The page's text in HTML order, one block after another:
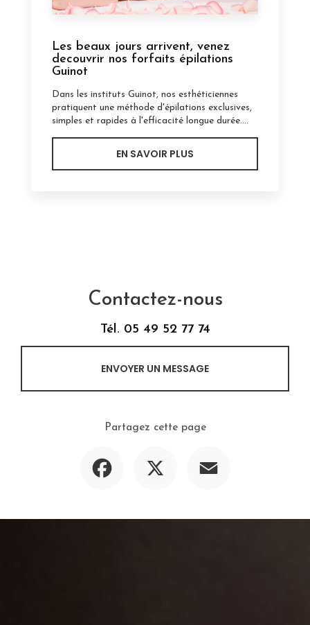
Les beaux jours arrivent, venez
decouvrir nos forfaits épilations
Guinot
Dans les instituts Guinot, nos esthéticiennes
pratiquent une méthode d'épilations exclusives,
simples et rapides à l'efficacité longue durée....
EN SAVOIR PLUS
Contactez-nous
Tél. 05 49 52 77 74
ENVOYER UN MESSAGE
Partagez cette page